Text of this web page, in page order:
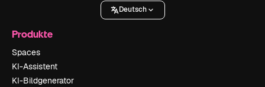
Deutsch
Produkte
Spaces
KI-Assistent
KI-Bildgenerator